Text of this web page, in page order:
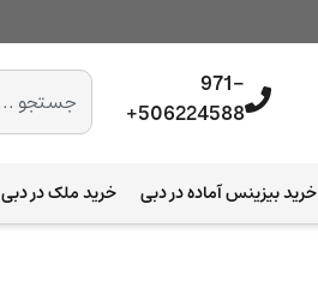
971-
506224588+
خرید بیزینس آماده در دبی خرید ملک در دبی